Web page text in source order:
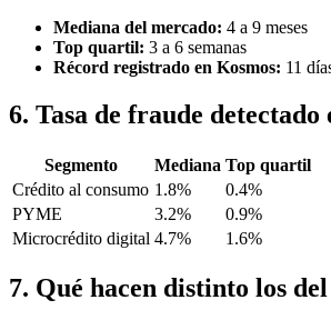
Mediana del mercado: 4 a 9 meses
Top quartil: 3 a 6 semanas
Récord registrado en Kosmos: 11
6. Tasa de fraude detectado
Segmento Mediana Top quartil
Crédito al consumo 1.8%
0.4%
PYME
3.2%
0.9%
Microcrédito digital 4.7% 1.6%
7. Qué hacen distinto los